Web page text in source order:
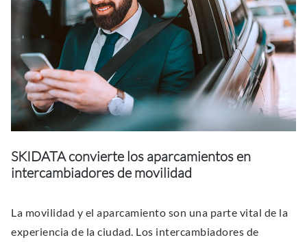
SKIDATA convierte los aparcamientos en
intercambiadores de movilidad
La movilidad y el aparcamiento son una parte vital de la
experiencia de la ciudad. Los intercambiadores de